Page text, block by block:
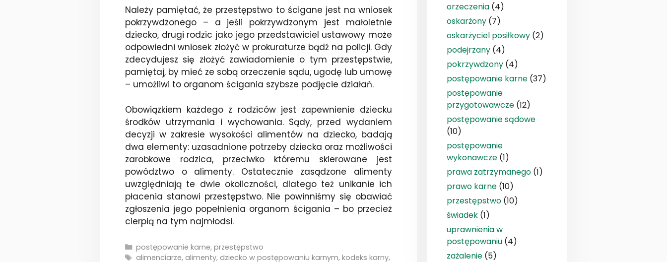
Należy pamiętać, że przestępstwo to ścigane jest na wniosek
pokrzywdzonego – a jeśli pokrzywdzonym jest małoletnie
dziecko, drugi rodzic jako jego przedstawiciel ustawowy może
odpowiedni wniosek złożyć w prokuraturze bądź na policji. Gdy
zdecydujesz się złożyć zawiadomienie o tym przestępstwie,
pamiętaj, by mieć ze sobą orzeczenie sądu, ugodę lub umowę
– umożliwi to organom ścigania szybsze podjęcie działań.
Obowiązkiem każdego z rodziców jest zapewnienie dziecku
środków utrzymania i wychowania. Sądy, przed wydaniem
decyzji w zakresie wysokości alimentów na dziecko, badają
dwa elementy: uzasadnione potrzeby dziecka oraz możliwości
zarobkowe rodzica, przeciwko któremu skierowane jest
powództwo o alimenty. Ostatecznie zasądzone alimenty
uwzględniają te dwie okoliczności, dlatego też unikanie ich
płacenia stanowi przestępstwo. Nie powinniśmy się obawiać
zgłoszenia jego popełnienia organom ścigania – bo przecież
cierpią na tym najmłodsi.
Kategorie
postępowanie karne, przestępstwo
Tagi
alimenciarze, alimenty, dziecko w postępowaniu karnym, kodeks karny,
orzeczenia (4)
oskarżony (7)
oskarżyciel posiłkowy (2)
podejrzany (4)
pokrzywdzony (4)
postępowanie karne (37)
postępowanie
przygotowawcze (12)
postępowanie sądowe
(10)
postępowanie
wykonawcze (1)
prawa zatrzymanego (1)
prawo karne (10)
przestępstwo (10)
świadek (1)
uprawnienia w
postępowaniu (4)
zażalenie (5)